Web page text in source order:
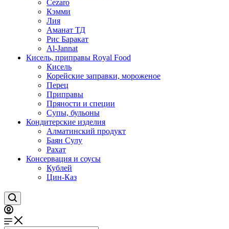
Cezaro
Кэмми
Лия
Аманат ТД
Рис Баракат
Al-Jannat
Кисель, приправы Royal Food
Кисель
Корейские заправки, мороженое
Перец
Приправы
Пряности и специи
Супы, бульоны
Кондитерские изделия
Алматинский продукт
Баян Сулу
Рахат
Консервация и соусы
Кублей
Цин-Каз